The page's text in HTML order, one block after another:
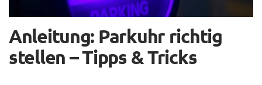
Anleitung: Parkuhr richtig
stellen – Tipps & Tricks